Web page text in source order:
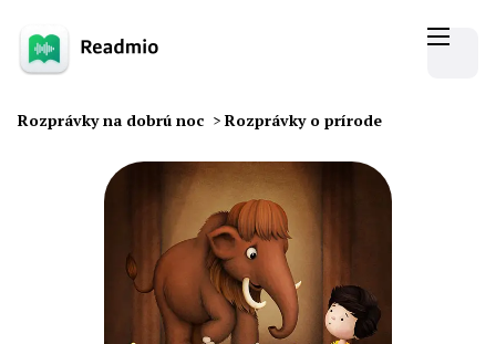
Rozprávky na dobrú noc > Rozprávky o prírode